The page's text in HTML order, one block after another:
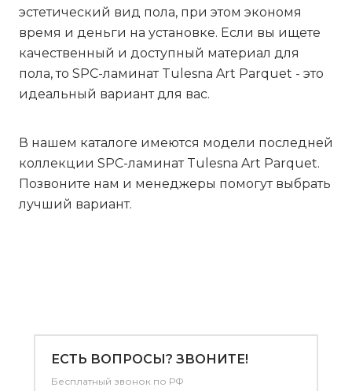
эстетический вид пола, при этом экономя
время и деньги на установке. Если вы ищете
качественный и доступный материал для
пола, то SPC-ламинат Tulesna Art Parquet - это
идеальный вариант для вас.
В нашем каталоге имеются модели последней
коллекции SPC-ламинат Tulesna Art Parquet.
Позвоните нам и менеджеры помогут выбрать
лучший вариант.
ЕСТЬ ВОПРОСЫ? ЗВОНИТЕ!
Бесплатный звонок по РФ